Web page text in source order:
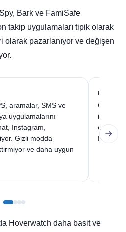
Bark ve FamiSafe
takip uygulamaları tipik olarak
olarak pazarlanıyor ve değişen
aramalar, SMS ve
uygulamalarını
Instagram,
Gizli modda
ve daha uygun
mSpy
GPS
izleme
çoğu
Hoverwatch daha basit ve